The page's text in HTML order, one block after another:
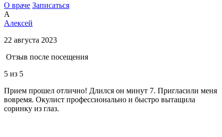
О враче Записаться
А
Алексей
22 августа 2023
Отзыв после посещения
5 из 5
Прием прошел отлично! Длился он минут 7. Пригласили меня
вовремя. Окулист профессионально и быстро вытащила
соринку из глаз.